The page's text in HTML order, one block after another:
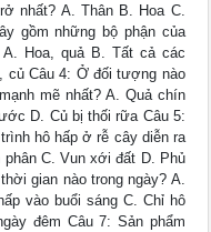
nhất? A. Thân B. Hoa C.
gồm những bộ phận của
Hoa, quả B. Tất cả các
củ Câu 4: Ở đối tượng nào
mẽ nhất? A. Quả chín
D. Củ bị thối rữa Câu 5:
hô hấp ở rễ cây diễn ra
C. Vun xới đất D. Phủ
gian nào trong ngày? A.
vào buổi sáng C. Chỉ hô
đêm Câu 7: Sản phẩm